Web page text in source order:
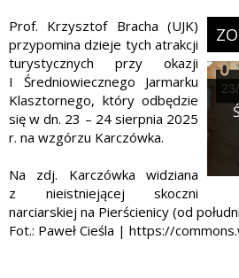
Prof. Krzysztof Bracha (UJK)
przypomina dzieje tych atrakcji
turystycznych przy okazji
I Średniowiecznego Jarmarku
Klasztornego, który odbędzie
się w dn. 23 – 24 sierpnia 2025
r. na wzgórzu Karczówka.
Na zdj. Karczówka widziana
z nieistniejącej skoczni
narciarskiej na Pierścienicy (od
Fot.: Paweł Cieśla | https://